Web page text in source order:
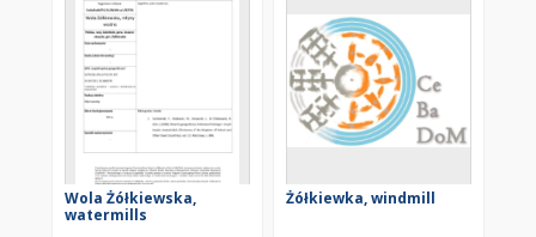
Wola Żółkiewska,
watermills
Żółkiewka, windmill